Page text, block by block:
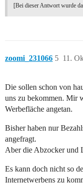
[Bei dieser Antwort wurde
zoomi_231066 11.
5
Die sollen schon von
uns zu bekommen. Mir
Werbefläche angetan.
Bisher haben nur
angefragt.
Aber die Abzocker und
Es kann doch nicht so
Internetwerbens zu